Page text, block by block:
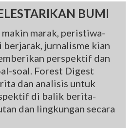
BUMI
marak, peristiwa-
jurnalisme kian
perspektif dan
soal. Forest Digest
dan analisis untuk
di balik berita-
dan lingkungan secara